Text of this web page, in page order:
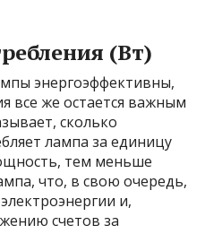
(Вт)
энергоэффективны,
все же остается важным
сколько
лампа за единицу
тем меньше
что, в свою очередь,
и,
счетов за